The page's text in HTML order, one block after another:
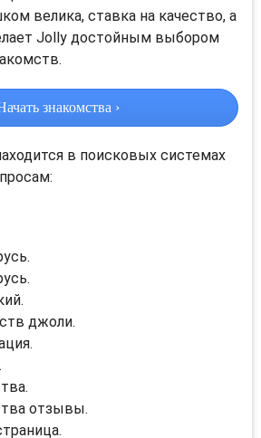
велика, ставка на качество, а
Jolly достойным выбором
знакомства ›
в поисковых системах
джоли.
отзывы.